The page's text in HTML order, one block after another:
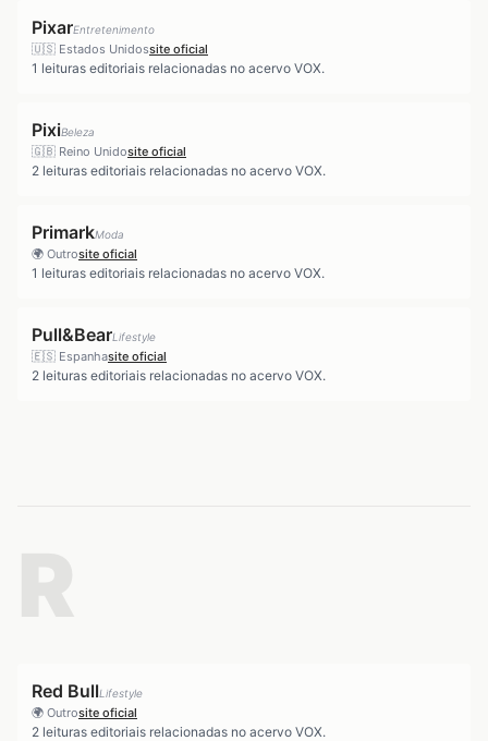
PixarEntretenimento
🇺🇸 Estados Unidossite oficial
1 leituras editoriais relacionadas no acervo VOX.
PixiBeleza
🇬🇧 Reino Unidosite oficial
2 leituras editoriais relacionadas no acervo VOX.
PrimarkModa
🌍 Outrosite oficial
1 leituras editoriais relacionadas no acervo VOX.
Pull&BearLifestyle
🇪🇸 Espanhasite oficial
2 leituras editoriais relacionadas no acervo VOX.
Red BullLifestyle
🌍 Outrosite oficial
2 leituras editoriais relacionadas no acervo VOX.